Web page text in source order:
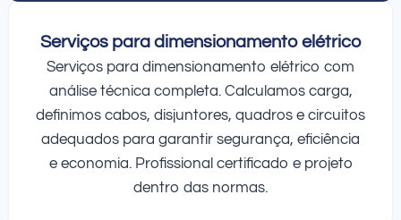
Serviços para dimensionamento elétrico
Serviços para dimensionamento elétrico com
análise técnica completa. Calculamos carga,
definimos cabos, disjuntores, quadros e circuitos
adequados para garantir segurança, eficiência
e economia. Profissional certificado e projeto
dentro das normas.